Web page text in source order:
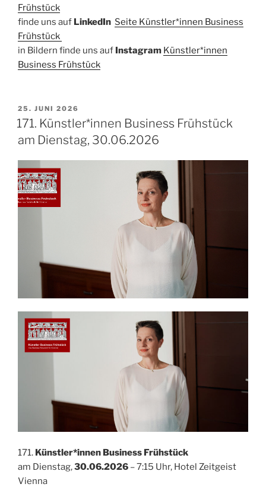
Frühstück​
finde uns auf ​ LinkedIn Seite Künstler*innen Business
Frühstück
in Bildern finde uns auf Instagram Künstler*innen
Business Frühstück
VERÖFFENTLICHT
AM
25. JUNI 2026
171. Künstler*innen Business Frühstück
am Dienstag, 30.06.2026
171. Künstler*innen Business Frühstück
am Dienstag,30.06.2026 – 7:15 Uhr, Hotel Zeitgeist
Vienna